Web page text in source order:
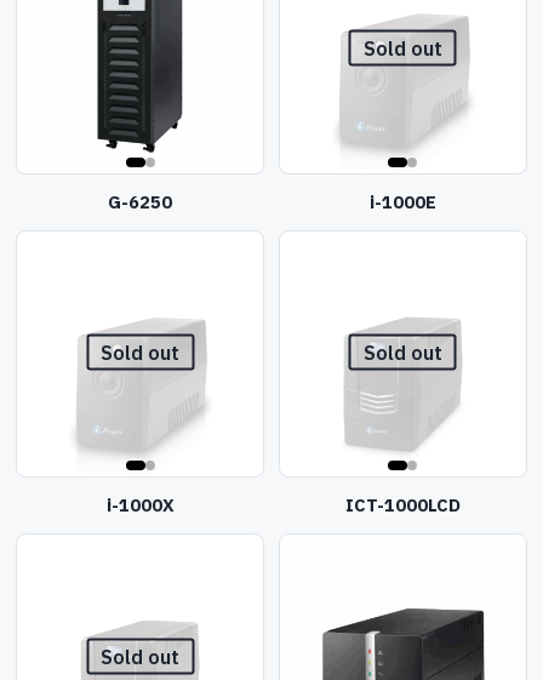
G-6250
Sold out
i-1000E
Sold out
i-1000X
Sold out
ICT-1000LCD
Sold out